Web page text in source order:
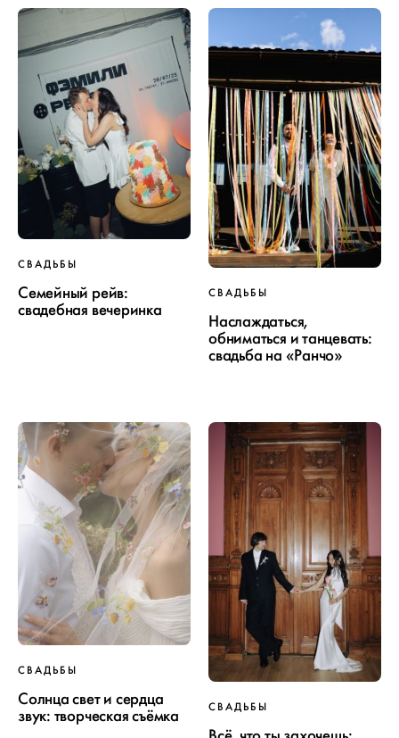
СВАДЬБЫ
Семейный рейв:
свадебная вечеринка
СВАДЬБЫ
Наслаждаться,
обниматься и танцевать:
свадьба на «Ранчо»
СВАДЬБЫ
Солнца свет и сердца
звук: творческая съёмка
СВАДЬБЫ
ПРОЕКТ